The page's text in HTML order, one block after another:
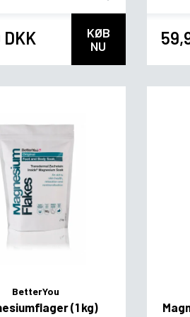
KØB
NU
BetterYou
(1 kg)